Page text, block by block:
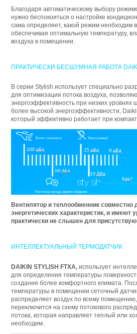
Благодаря автоматическому выбору
нужно беспокоиться о настройке
сама определяет, какой режим необходим
обеспечивая оптимальную температуру,
воздуха в помещении.
ПРАКТИЧЕСКИ БЕСШУМНАЯ РАБОТА
В серии Stylish использует специально
для оптимизации потока воздуха,
энергоэффективность при низких
более высокой энергоэффективности,
который эффективно работает при
Вентилятор и теплообменник совместно
энергетических характеристик, и имеют
практически не слышен для
ИНТЕЛЛЕКТУАЛЬНЫЙ ТЕРМОДАТЧИК
DAIKIN STYLISH FTXA, использует
для определения температуры
создания более комфортного климата.
температуры в помещении сеточный
распределяет воздух по всему
переключится на схему потокового
потока, которая направляет теплый или
необходим.